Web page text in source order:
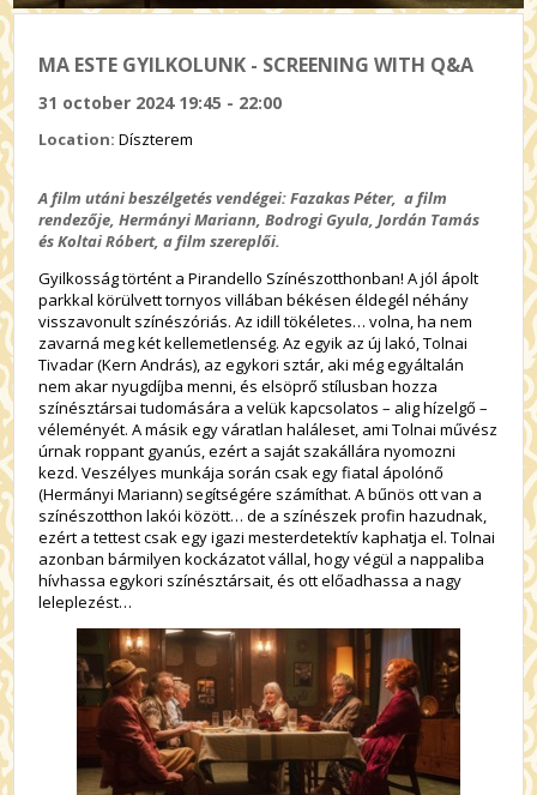
MA ESTE GYILKOLUNK - SCREENING WITH Q&A
31 october 2024 19:45 - 22:00
Location:Díszterem
A film utáni beszélgetés vendégei:Fazakas Péter, afilm
rendezője, Hermányi Mariann,Bodrogi Gyula, Jordán Tamás
és Koltai Róbert, a film szereplői.
Gyilkosság történt a Pirandello Színészotthonban! A jól ápolt
parkkal körülvett tornyos villában békésen éldegél néhány
visszavonult színészóriás. Az idill tökéletes… volna, ha nem
zavarná meg két kellemetlenség. Az egyik az új lakó, Tolnai
Tivadar (Kern András), az egykori sztár, aki még egyáltalán
nem akar nyugdíjba menni, és elsöprő stílusban hozza
színésztársai tudomására a velük kapcsolatos – alig hízelgő –
véleményét. A másik egy váratlan haláleset, ami Tolnai művész
úrnak roppant gyanús, ezért a saját szakállára nyomozni
kezd. Veszélyes munkája során csak egy fiatal ápolónő
(Hermányi Mariann) segítségére számíthat. A bűnös ott van a
színészotthon lakói között… de a színészek profin hazudnak,
ezért a tettest csak egy igazi mesterdetektív kaphatja el. Tolnai
azonban bármilyen kockázatot vállal, hogy végül a nappaliba
hívhassa egykori színésztársait, és ott előadhassa a nagy
leleplezést…